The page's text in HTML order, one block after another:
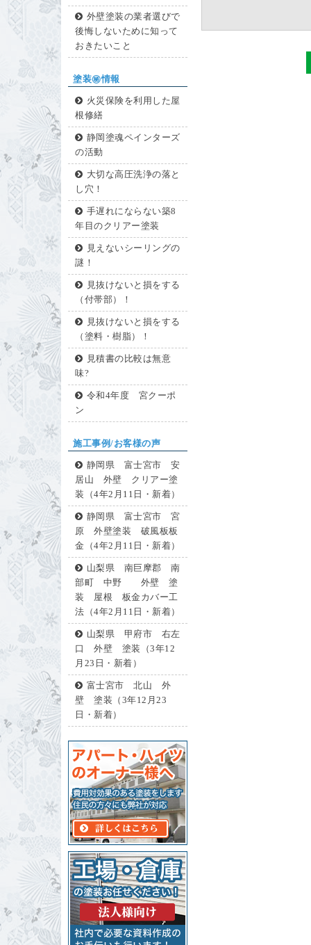
外壁塗装の業者選びで
後悔しないために知って
おきたいこと
塗装㊙情報
火災保険を利用した屋
根修繕
静岡塗魂ペインターズ
の活動
大切な高圧洗浄の落と
し穴！
手遅れにならない築8
年目のクリアー塗装
見えないシーリングの
謎！
見抜けないと損をする
（付帯部）！
見抜けないと損をする
（塗料・樹脂）！
見積書の比較は無意
味?
令和4年度 宮クーポ
ン
施工事例/お客様の声
静岡県 富士宮市 安
居山 外壁 クリアー塗
装（4年2月11日・新着）
静岡県 富士宮市 宮
原 外壁塗装 破風板板
金（4年2月11日・新着）
山梨県 南巨摩郡 南
部町 中野 外壁 塗
装 屋根 板金カバー工
法（4年2月11日・新着）
山梨県 甲府市 右左
口 外壁 塗装（3年12
月23日・新着）
富士宮市 北山 外
壁 塗装（3年12月23
日・新着）